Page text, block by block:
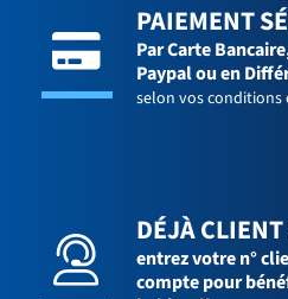
PAIEMENT
Par Carte
Paypal ou en
selon vos
DÉJÀ CLIENT
entrez votre n°
compte pour